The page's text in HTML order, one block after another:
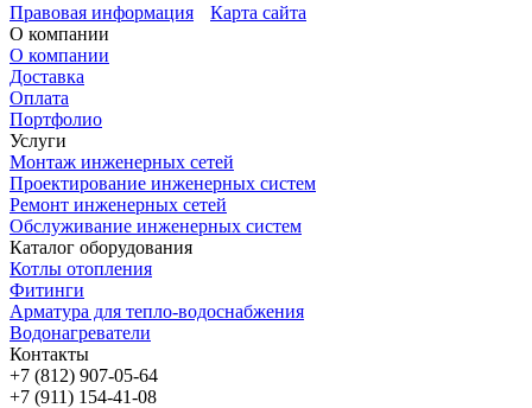
Правовая информация
Карта сайта
О компании
О компании
Доставка
Оплата
Портфолио
Услуги
Монтаж инженерных сетей
Проектирование инженерных систем
Ремонт инженерных сетей
Обслуживание инженерных систем
Каталог оборудования
Котлы отопления
Фитинги
Арматура для тепло-водоснабжения
Водонагреватели
Контакты
+7 (812) 907-05-64
+7 (911) 154-41-08